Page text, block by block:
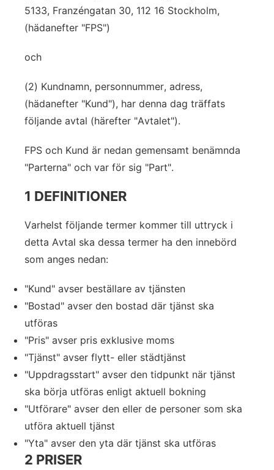
5133, Franzéngatan 30, 112 16 Stockholm,
(hädanefter "FPS")
och
(2) Kundnamn, personnummer, adress,
(hädanefter "Kund"), har denna dag träffats
följande avtal (härefter "Avtalet").
FPS och Kund är nedan gemensamt benämnda
"Parterna" och var för sig "Part".
1 DEFINITIONER
Varhelst följande termer kommer till uttryck i
detta Avtal ska dessa termer ha den innebörd
som anges nedan:
"Kund" avser beställare av tjänsten
"Bostad" avser den bostad där tjänst ska
utföras
"Pris" avser pris exklusive moms
"Tjänst" avser flytt- eller städtjänst
"Uppdragsstart" avser den tidpunkt när tjänst
ska börja utföras enligt aktuell bokning
"Utförare" avser den eller de personer som ska
utföra aktuell tjänst
"Yta" avser den yta där tjänst ska utföras
2 PRISER